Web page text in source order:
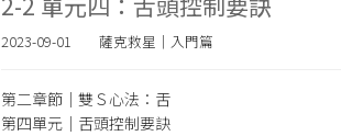
2023-09-01 薩克救星｜入門篇
第二章節｜雙Ｓ心法：舌
第四單元｜ 舌頭控制要訣